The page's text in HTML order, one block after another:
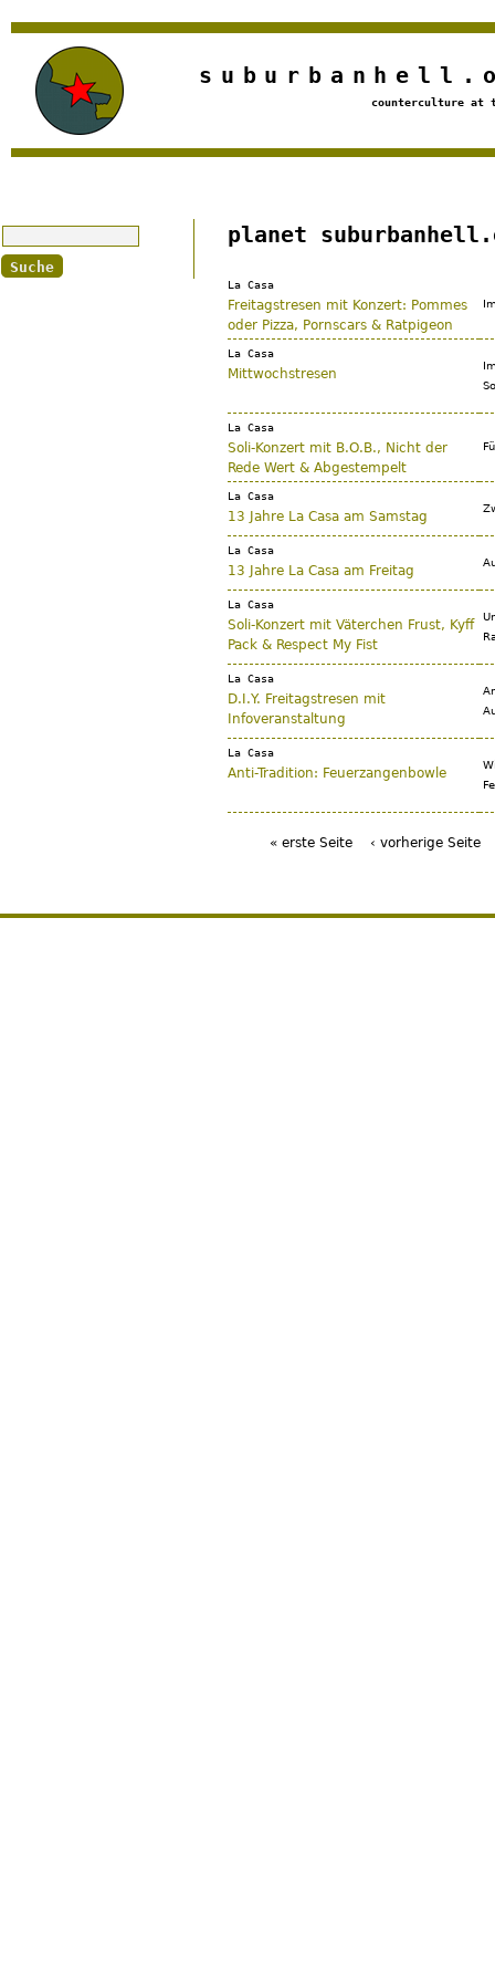
Jump to navigation
counterculture at
planet
La Casa
Freitagstresen mit Konzert: Pommes
oder Pizza, Pornscars & Ratpigeon
La Casa
Mittwochstresen
La Casa
Soli-Konzert mit B.O.B., Nicht der
Rede Wert & Abgestempelt
La Casa
13 Jahre La Casa am Samstag
La Casa
13 Jahre La Casa am Freitag
La Casa
Soli-Konzert mit Väterchen Frust, Kyff
Pack & Respect My Fist
La Casa
D.I.Y. Freitagstresen mit
Infoveranstaltung
La Casa
Anti-Tradition: Feuerzangenbowle
« erste Seite ‹ vorherige Seite
Suche